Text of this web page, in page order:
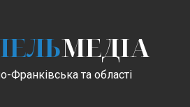
МЕДІА
Франківська та області